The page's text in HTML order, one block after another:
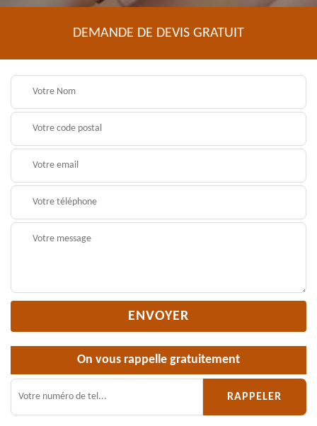
DEMANDE DE DEVIS GRATUIT
On vous rappelle gratuitement